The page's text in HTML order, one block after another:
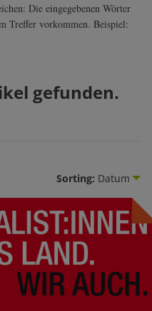
Die eingegebenen Wörter
Treffer vorkommen. Beispiel:
gefunden.
Sorting: Datum